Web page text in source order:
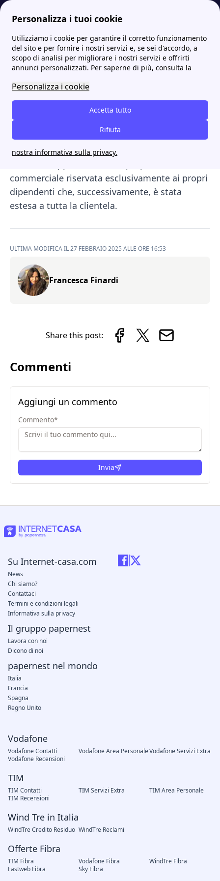
Personalizza i tuoi cookie
Utilizziamo i cookie per garantire il corretto funzionamento
del sito e per fornire i nostri servizi e, se sei d'accordo, a
scopo di analisi per migliorare i nostri servizi e offrirti
annunci personalizzati. Per saperne di più, consulta la
Personalizza i cookie
Accetta tutto
Rifiuta
nostra informativa sulla privacy.
Internet Casa Brennercom: scopri chi è e tutte le offerte disponibili
Brennercom: scopri chi è e
tutte le offerte disponibili
Se stai cercando una soluzione di connettività
internet per la tua casa le
Postemobilepotrebbero fare al caso tuo.
Infatti Poste Italiane ha fatto il suo debutto nel
commerciale riservata esclusivamente ai propri
dipendenti che, successivamente, è stata
estesa a tutta la clientela.
ULTIMA MODIFICA IL 27 FEBBRAIO 2025 ALLE ORE 16:53
Francesca Finardi
Share this post:
Commenti
Aggiungi un commento
Commento*
Invia
Vodafone
Vodafone Contatti Vodafone Area PersonaleVodafone Servizi Extra
Vodafone Recensioni
TIM
TIM Contatti TIM Servizi Extra
TIM Area Personale
TIM Recensioni
Wind Tre in Italia
WindTre Credito Residuo WindTre Reclami
Offerte Fibra
TIM Fibra Vodafone Fibra
WindTre Fibra
Fastweb Fibra
Sky Fibra
Su Internet-casa.com
News
Chi siamo?
Contattaci
Termini e condizioni legali
Informativa sulla privacy
Il gruppo papernest
Lavora con noi
Dicono di noi
papernest nel mondo
Italia
Francia
Spagna
Regno Unito